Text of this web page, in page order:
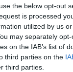
the below opt-out
is processed
utilized by us
may separately
on the IAB’s list of
third parties on the
third parties.
ditt lösenord?
aktiveringslänk
är gratis!